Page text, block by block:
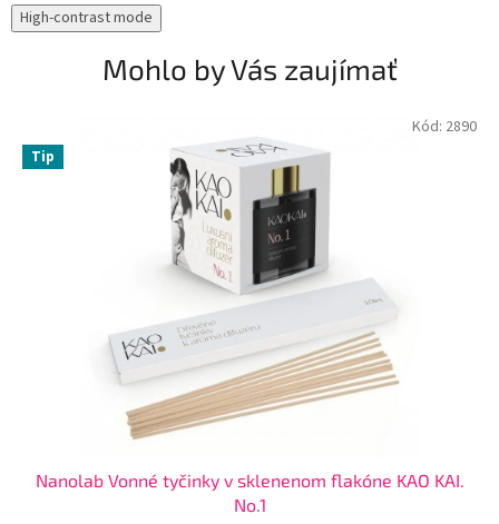
High-contrast mode
Mohlo by Vás zaujímať
Tip
Nanolab Vonné tyčinky v sklenenom flakóne KAO KAI.
No.1
Kód: 2890